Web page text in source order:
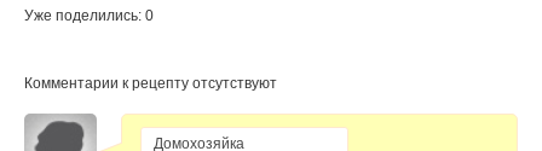
Уже поделились: 0
Комментарии к рецепту отсутствуют